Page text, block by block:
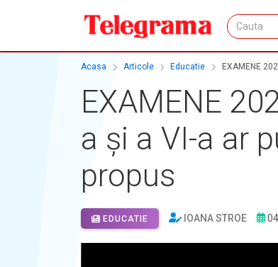
Acasa Articole Educatie EXAMENE
EXAMENE
a și a VI-a ar
propus
EDUCATIE IOANA STROE